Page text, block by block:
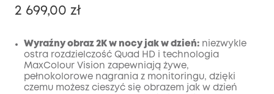
2 699,00 zł
Wyłączony
Kod:
KOPIA
Wyraźny obraz 2K w nocy jak w dzień: niezwykle
ostra rozdzielczość Quad HD i technologia
MaxColour Vision zapewniają żywe,
pełnokolorowe nagrania z monitoringu, dzięki
czemu możesz cieszyć się obrazem jak w dzień